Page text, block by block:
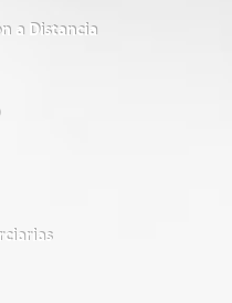
a Distancia